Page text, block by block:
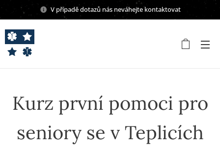
V případě dotazů nás neváhejte kontaktovat
Kurz první pomoci pro
seniory se v Teplicích